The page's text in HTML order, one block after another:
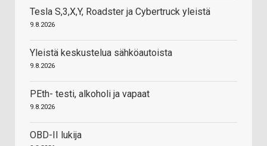
Tesla S,3,X,Y, Roadster ja Cybertruck yleistä
9.8.2026
Yleistä keskustelua sähköautoista
9.8.2026
PEth- testi, alkoholi ja vapaat
9.8.2026
OBD-II lukija